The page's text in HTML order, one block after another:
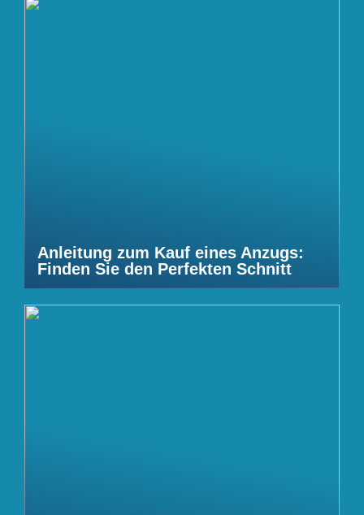
Anleitung zum Kauf eines Anzugs:
Finden Sie den Perfekten Schnitt